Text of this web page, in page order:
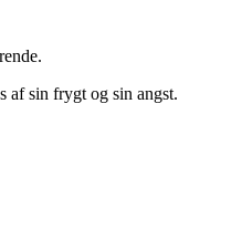
af sin frygt og sin angst.